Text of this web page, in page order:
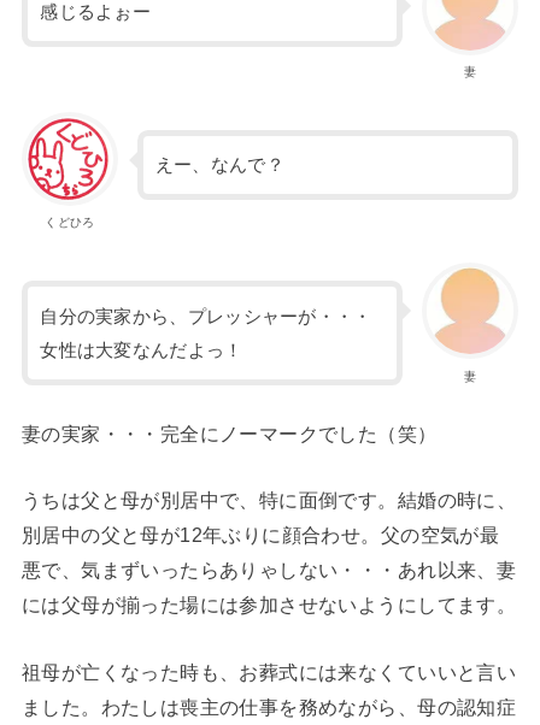
妻
感じるよぉー
くどひろ
えー、なんで？
妻
自分の実家から、プレッシャーが・・・
女性は大変なんだよっ！
妻の実家・・・完全にノーマークでした（笑）
うちは父と母が別居中で、特に面倒です。結婚の時に、
別居中の父と母が12年ぶりに顔合わせ。父の空気が最
悪で、気まずいったらありゃしない・・・あれ以来、妻
には父母が揃った場には参加させないようにしてます。
祖母が亡くなった時も、お葬式には来なくていいと言い
ました。わたしは喪主の仕事を務めながら、母の認知症